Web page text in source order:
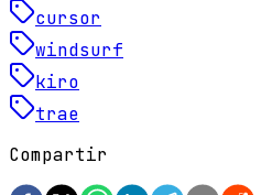
cursor
windsurf
kiro
trae
Compartir